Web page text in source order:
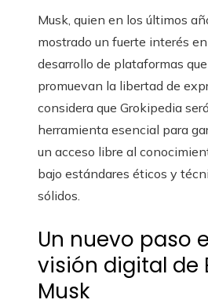
Musk, quien en los últimos
mostrado un fuerte interés
desarrollo de plataformas que
promuevan la libertad de
considera que Grokipedia
herramienta esencial para
un acceso libre al
bajo estándares éticos y
sólidos.
Un nuevo paso
visión digital de
Musk